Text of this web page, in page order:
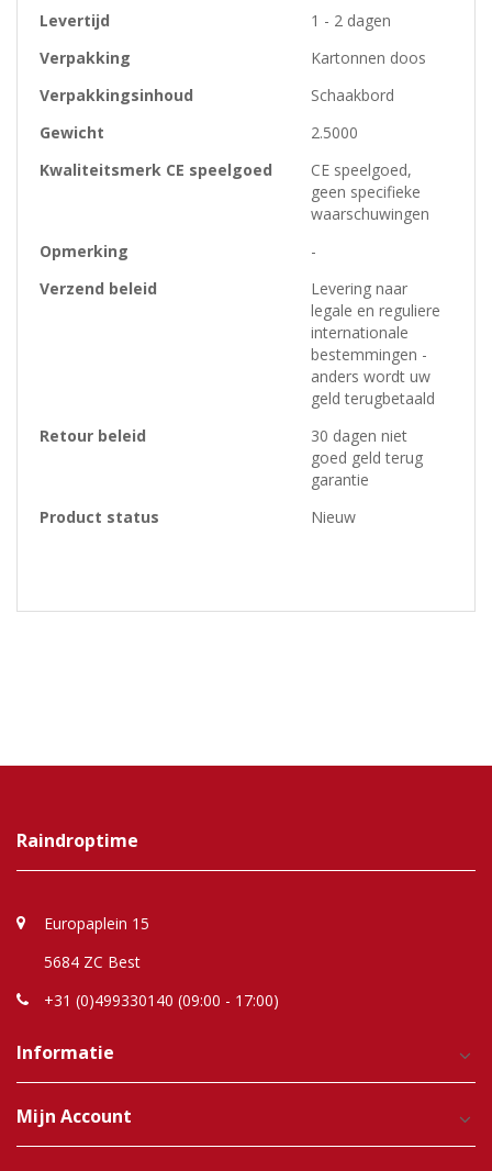
Levertijd
1 - 2 dagen
Verpakking
Kartonnen doos
Verpakkingsinhoud
Schaakbord
Gewicht
2.5000
Kwaliteitsmerk CE speelgoed
CE speelgoed,
geen specifieke
waarschuwingen
Opmerking
-
Verzend beleid
Levering naar
legale en reguliere
internationale
bestemmingen -
anders wordt uw
geld terugbetaald
Retour beleid
30 dagen niet
goed geld terug
garantie
Product status
Nieuw
Raindroptime
Europaplein 15
5684 ZC Best
+31 (0)499330140 (09:00 - 17:00)
Informatie
Mijn Account